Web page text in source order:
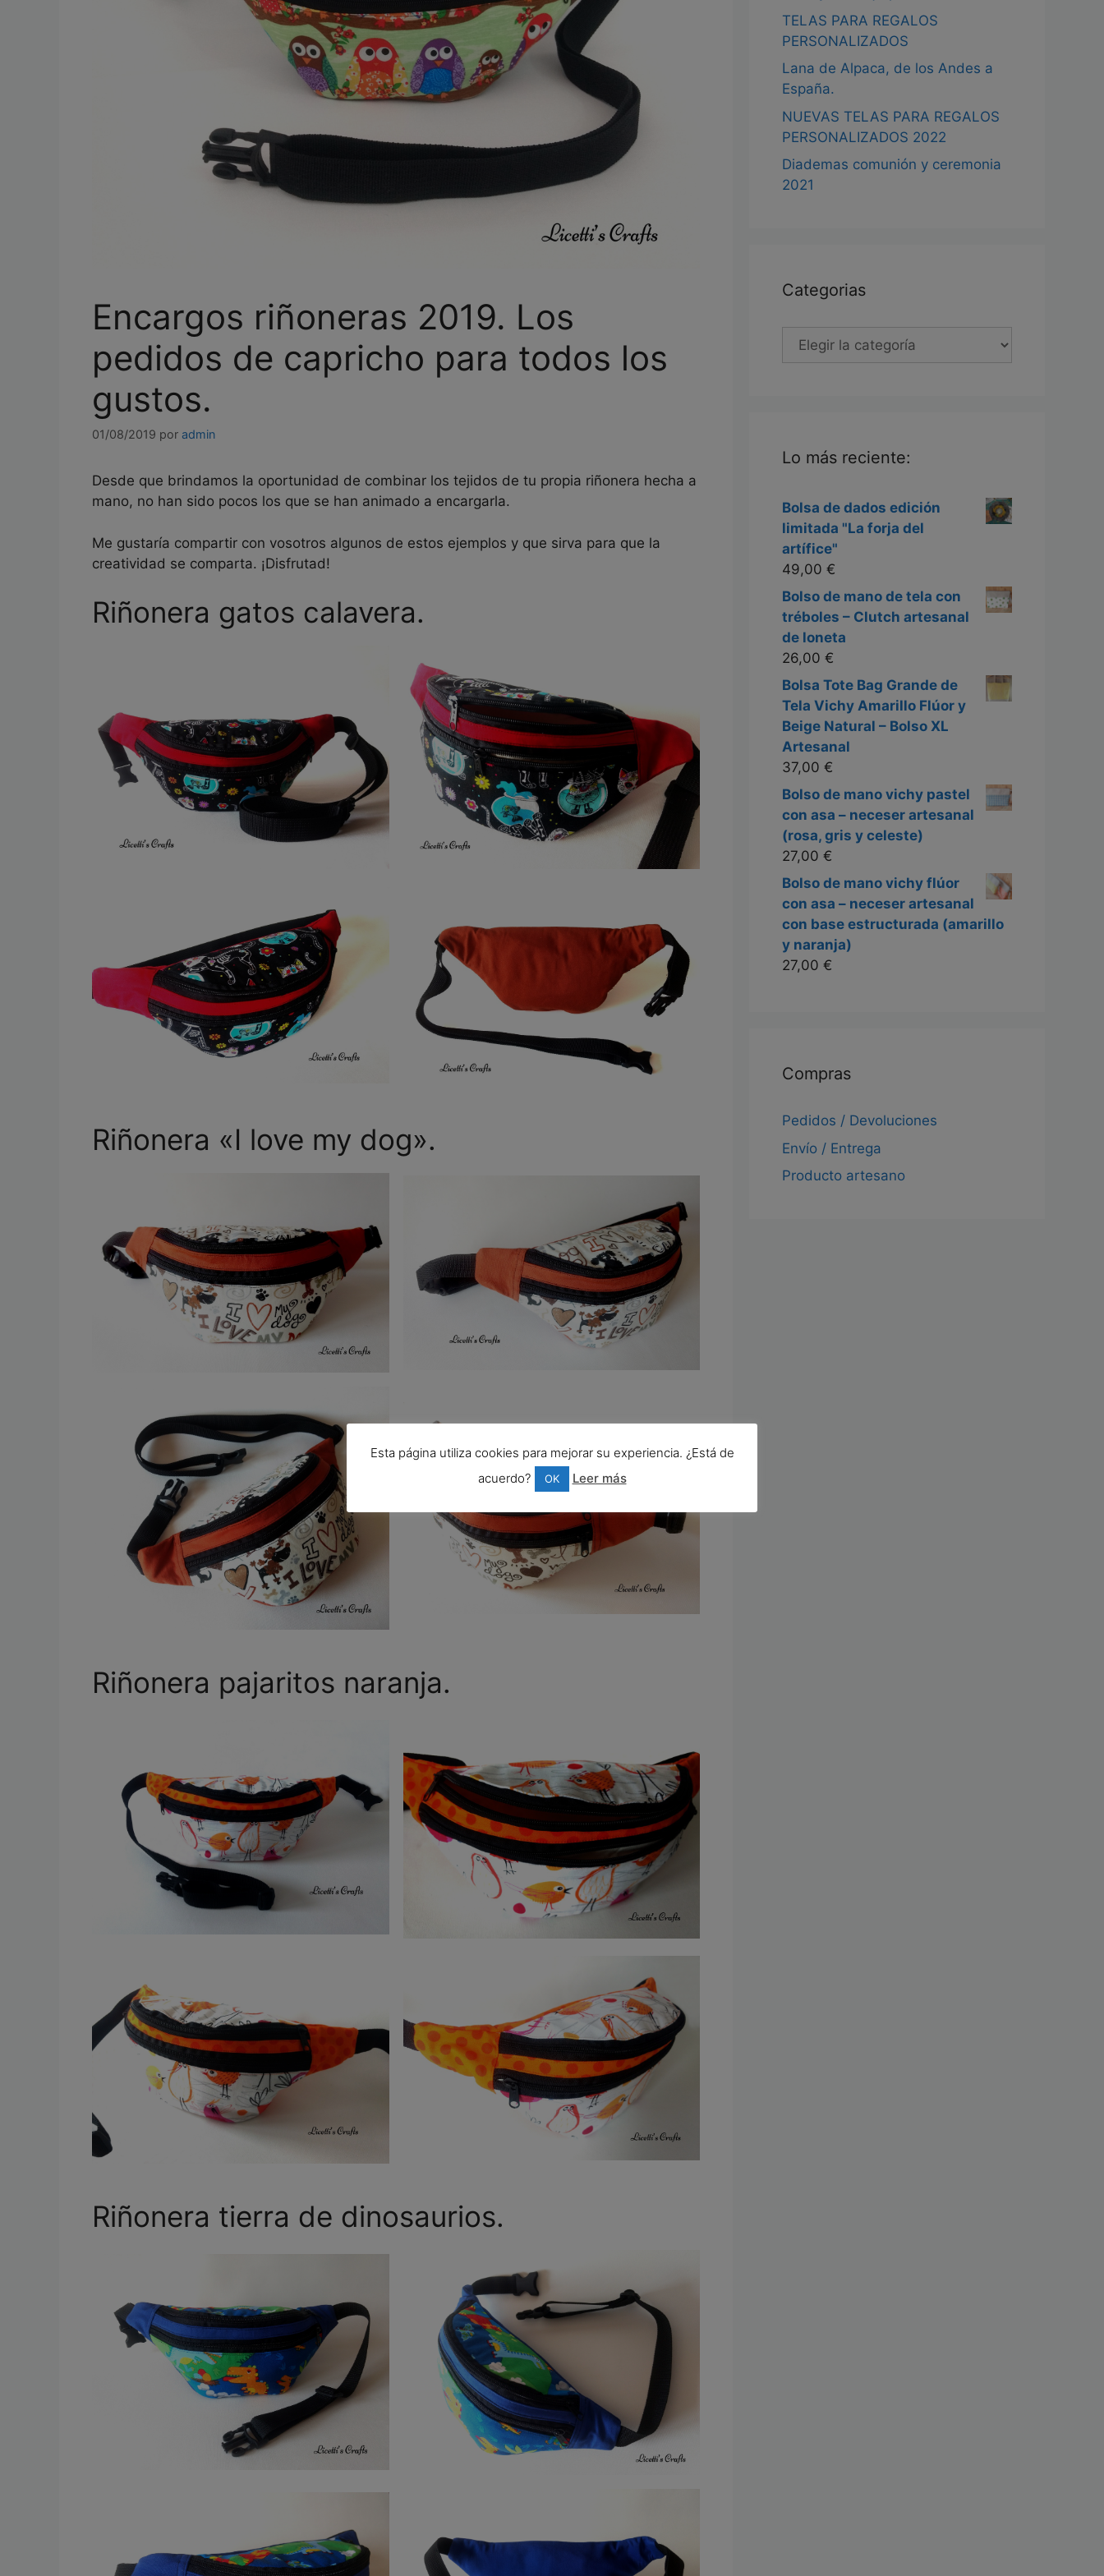
Encargos riñoneras 2019. Los
pedidos de capricho para todos los
gustos.
01/08/2019 por admin
Desde que brindamos la oportunidad de combinar los tejidos de tu propia riñonera hecha a
mano, no han sido pocos los que se han animado a encargarla.
Me gustaría compartir con vosotros algunos de estos ejemplos y que sirva para que la
creatividad se comparta. ¡Disfrutad!
Riñonera gatos calavera.
Riñonera «I love my dog».
Riñonera pajaritos naranja.
Riñonera tierra de dinosaurios.
TELAS PARA REGALOS
PERSONALIZADOS
Lana de Alpaca, de los Andes a
España.
NUEVAS TELAS PARA REGALOS
PERSONALIZADOS 2022
Diademas comunión y ceremonia
2021
Categorias
Categorias
Lo más reciente:
Bolsa de dados edición
limitada "La forja del
artífice"
49,00 €
Bolso de mano de tela con
tréboles – Clutch artesanal
de loneta
26,00 €
Bolsa Tote Bag Grande de
Tela Vichy Amarillo Flúor y
Beige Natural – Bolso XL
Artesanal
37,00 €
Bolso de mano vichy pastel
con asa – neceser artesanal
(rosa, gris y celeste)
27,00 €
Bolso de mano vichy flúor
con asa – neceser artesanal
con base estructurada (amarillo
y naranja)
27,00 €
Compras
Pedidos / Devoluciones
Envío / Entrega
Producto artesano
Esta página utiliza cookies para mejorar su experiencia. ¿Está de
acuerdo?
OK Leer más